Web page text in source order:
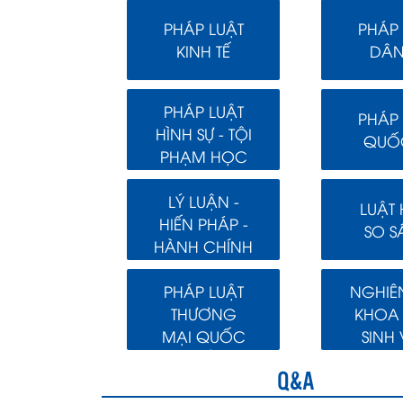
PHÁP LUẬT
KINH TẾ
PHÁP
PHÁP LUẬT
HÌNH SỰ - TỘI
PHẠM HỌC
PHÁP
LÝ LUẬN -
HIẾN PHÁP -
HÀNH CHÍNH
LUẬT
SO
PHÁP LUẬT
THƯƠNG
MẠI QUỐC
SINH
Q&A